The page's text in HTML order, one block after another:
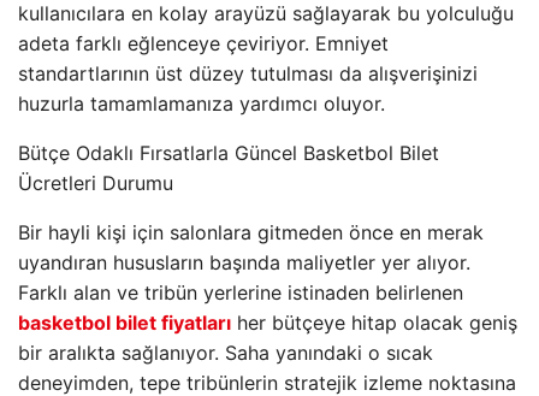
kullanıcılara en kolay arayüzü sağlayarak bu yolculuğu
adeta farklı eğlenceye çeviriyor. Emniyet
standartlarının üst düzey tutulması da alışverişinizi
huzurla tamamlamanıza yardımcı oluyor.
Bütçe Odaklı Fırsatlarla Güncel Basketbol Bilet
Ücretleri Durumu
Bir hayli kişi için salonlara gitmeden önce en merak
uyandıran hususların başında maliyetler yer alıyor.
Farklı alan ve tribün yerlerine istinaden belirlenen
basketbol bilet fiyatları her bütçeye hitap olacak geniş
bir aralıkta sağlanıyor. Saha yanındaki o sıcak
deneyimden, tepe tribünlerin stratejik izleme noktasına